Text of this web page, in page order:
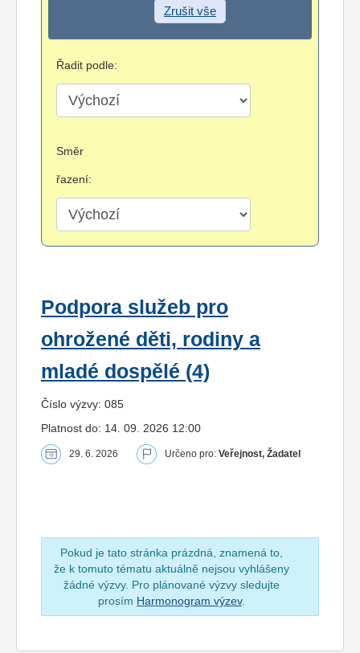
Zrušit vše
Řadit podle:
Směr
řazení:
Podpora služeb pro
ohrožené děti, rodiny a
mladé dospělé (4)
Číslo výzvy: 085
Platnost do: 14. 09. 2026 12:00
29. 6. 2026 Určeno pro: Veřejnost, Žadatel
Pokud je tato stránka prázdná, znamená to,
že k tomuto tématu aktuálně nejsou vyhlášeny
žádné výzvy. Pro plánované výzvy sledujte
prosím Harmonogram výzev.